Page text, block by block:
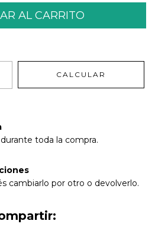
CALCULAR
toda la compra.
cambiarlo por otro o devolverlo.